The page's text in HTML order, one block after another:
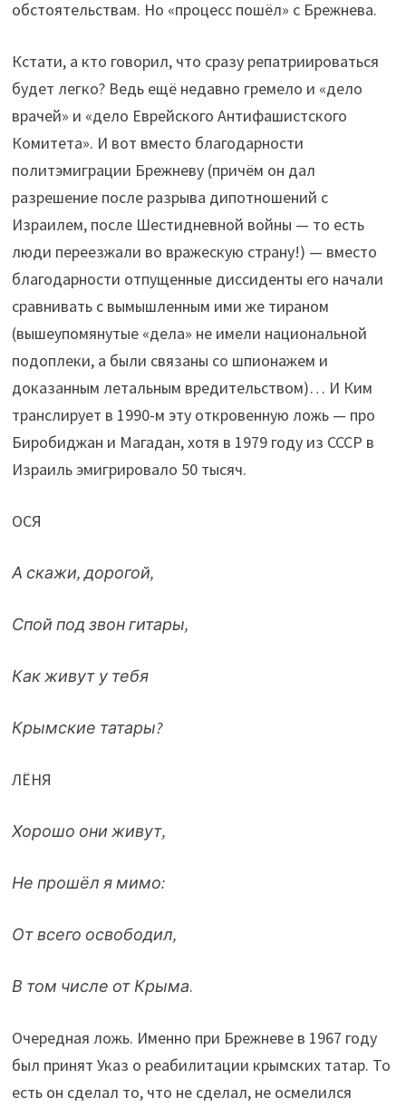
обстоятельствам. Но «процесс пошёл» с Брежнева.
Кстати, а кто говорил, что сразу репатриироваться
будет легко? Ведь ещё недавно гремело и «дело
врачей» и «дело Еврейского Антифашистского
Комитета». И вот вместо благодарности
политэмиграции Брежневу (причём он дал
разрешение после разрыва дипотношений с
Израилем, после Шестидневной войны — то есть
люди переезжали во вражескую страну!) — вместо
благодарности отпущенные диссиденты его начали
сравнивать с вымышленным ими же тираном
(вышеупомянутые «дела» не имели национальной
подоплеки, а были связаны со шпионажем и
доказанным летальным вредительством)… И Ким
транслирует в 1990-м эту откровенную ложь — про
Биробиджан и Магадан, хотя в 1979 году из СССР в
Израиль эмигрировало 50 тысяч.
ОСЯ
А скажи, дорогой,
Спой под звон гитары,
Как живут у тебя
Крымские татары?
ЛЁНЯ
Хорошо они живут,
Не прошёл я мимо:
От всего освободил,
В том числе от Крыма.
Очередная ложь. Именно при Брежневе в 1967 году
был принят Указ о реабилитации крымских татар. То
есть он сделал то, что не сделал, не осмелился